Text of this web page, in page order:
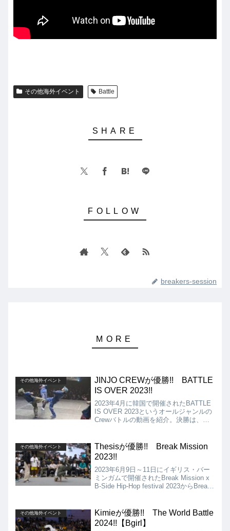
その他海外イベント Battle
breakers-session
その他海外イベント
JINJO CREWが優勝!! BATTLE
IS OVER 2023!!
2023年4月に韓国で開催されたBATTLE
IS OVER 2023というオールジャンルの
Crewバトルの動画を紹介。決勝は、
が危なげなく勝利!!
その他海外イベント
Thesisが優勝!! Break Mission
2023!!
2023年6月9日～11日にイギリス・バー
ミンガムで開催されたBreak Mission x
B-Side Hip-Hop festival 2023からBreak
その他海外イベント
Kimieが優勝!! The World Battle
2024!!【Bgirl】